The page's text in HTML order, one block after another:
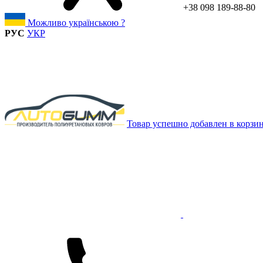
+38 098 189-88-80
Можливо українською ?
РУС УКР
Товар успешно добавлен в